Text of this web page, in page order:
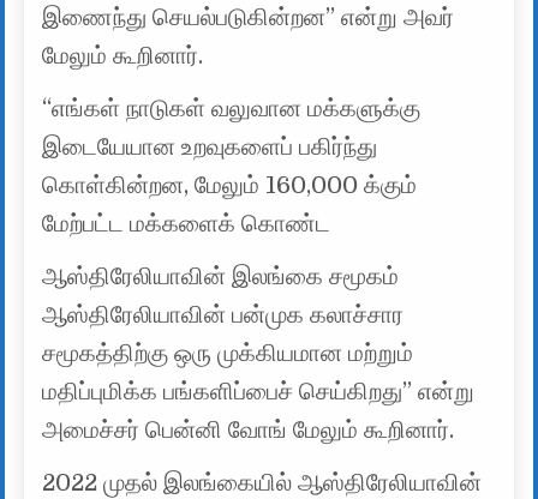
இணைந்து செயல்படுகின்றன” என்று அவர்
மேலும் கூறினார்.
“எங்கள் நாடுகள் வலுவான மக்களுக்கு
இடையேயான உறவுகளைப் பகிர்ந்து
கொள்கின்றன, மேலும் 160,000 க்கும்
மேற்பட்ட மக்களைக் கொண்ட
ஆஸ்திரேலியாவின் இலங்கை சமூகம்
ஆஸ்திரேலியாவின் பன்முக கலாச்சார
சமூகத்திற்கு ஒரு முக்கியமான மற்றும்
மதிப்புமிக்க பங்களிப்பைச் செய்கிறது” என்று
அமைச்சர் பென்னி வோங் மேலும் கூறினார்.
2022 முதல் இலங்கையில் ஆஸ்திரேலியாவின்